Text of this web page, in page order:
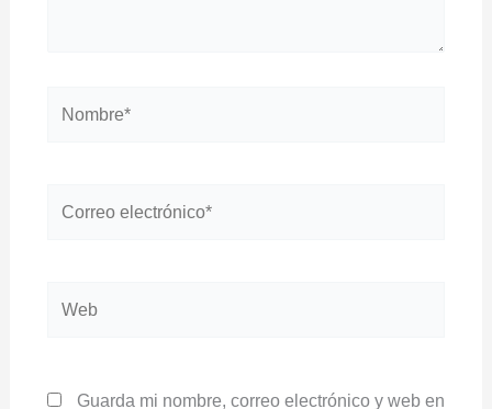
electrónico*
Guarda mi nombre, correo electrónico y web en